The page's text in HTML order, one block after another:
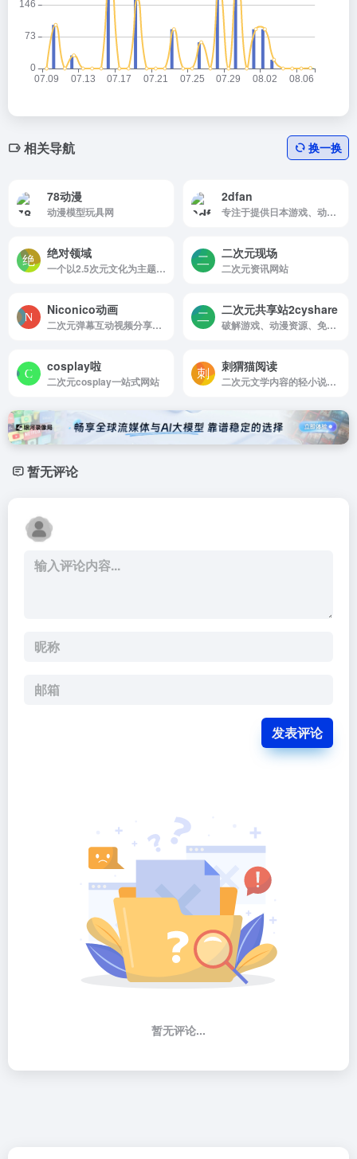
相关导航 换一换
78动漫
动漫模型玩具网
2dfan
专注于提供日本游戏、动漫相关内容的门户站点
绝对领域
一个以2.5次元文化为主题的图片分享平台
二次元现场
二次元资讯网站
Niconico动画
二次元弹幕互动视频分享平台
二次元共享站2cyshare
破解游戏、动漫资源、免费小说，分享快乐尽在二次元共享站2cyshare
cosplay啦
二次元cosplay一站式网站
刺猬猫阅读
二次元文学内容的轻小说阅读社区
暂无评论
发表评论
暂无评论...